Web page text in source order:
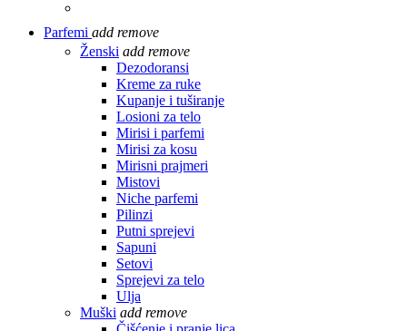
Parfemi add remove
Ženski add remove
Dezodoransi
Kreme za ruke
Kupanje i tuširanje
Losioni za telo
Mirisi i parfemi
Mirisi za kosu
Mirisni prajmeri
Mistovi
Niche parfemi
Pilinzi
Putni sprejevi
Sapuni
Setovi
Sprejevi za telo
Ulja
Muški add remove